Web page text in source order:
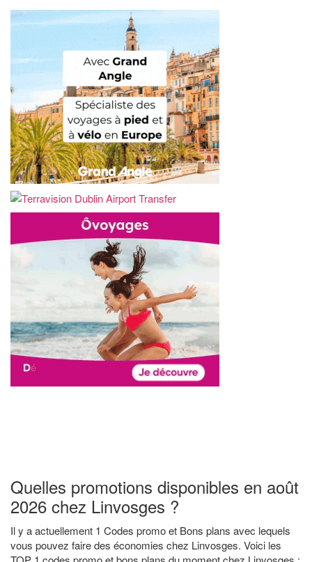
Quelles promotions disponibles en août
2026 chez Linvosges ?
Il y a actuellement 1 Codes promo et Bons plans avec lequels
vous pouvez faire des économies chez Linvosges. Voici les